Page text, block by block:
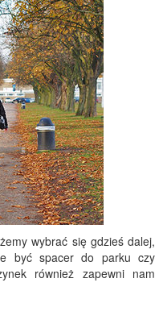
wybrać się gdzieś dalej,
być spacer do parku czy
również zapewni nam